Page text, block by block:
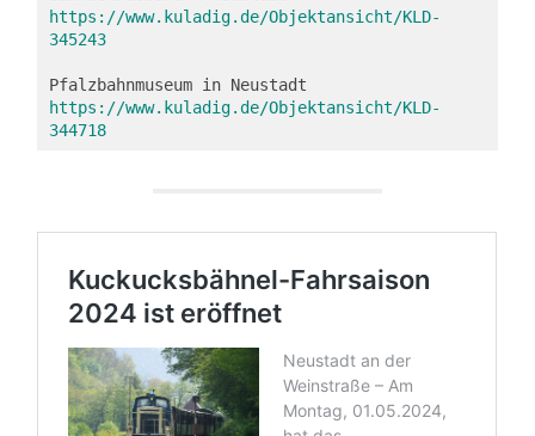
https://www.kuladig.de/Objektansicht/KLD-
345243
https://www.kuladig.de/Objektansicht/KLD-
344718